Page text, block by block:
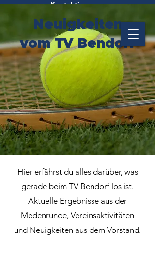
Kontaktiere uns
Neuigkeiten
vom TV Bendorf
Hier erfährst du alles darüber, was
gerade beim TV Bendorf los ist.
Aktuelle Ergebnisse aus der
Medenrunde, Vereinsaktivitäten
und Neuigkeiten aus dem Vorstand.